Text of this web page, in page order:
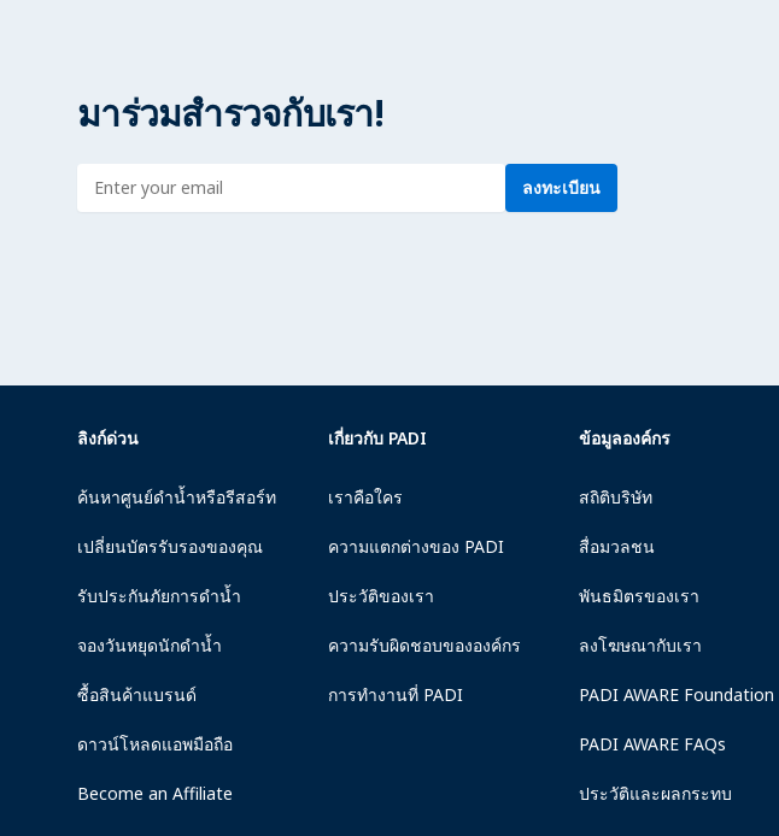
มาร่วมสำรวจกับเรา!
Enter address ลงทะเบียน
ลิงก์ด่วน
ค้นหาศูนย์ดำน้ำหรือรีสอร์ท
เปลี่ยนบัตรรับรองของคุณ
รับประกันภัยการดำน้ำ
จองวันหยุดนักดำน้ำ
ซื้อสินค้าแบรนด์
ดาวน์โหลดแอพมือถือ
Become an Affiliate
เกี่ยวกับ PADI
เราคือใคร
ความแตกต่างของ PADI
ประวัติของเรา
ความรับผิดชอบขององค์กร
การทำงานที่ PADI
ข้อมูลองค์กร
สถิติบริษัท
สื่อมวลชน
พันธมิตรของเรา
ลงโฆษณากับเรา
PADI AWARE Foundation
PADI AWARE FAQs
ประวัติและผลกระทบ